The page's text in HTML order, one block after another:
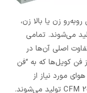
زن یا بالا زن،
می‌شوند. تمامی
اصلی آن‌ها در
کویل‌ها که به “فن
مورد نیاز از
طریق کانال‌کشی هستند و تا ظرفیت 2000 CFM تولید می‌شوند.